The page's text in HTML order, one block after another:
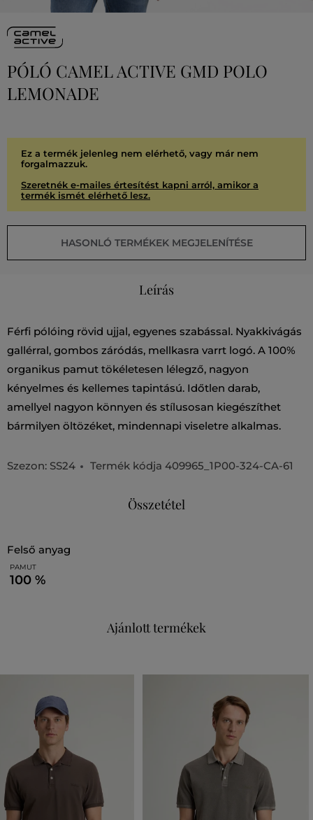
PÓLÓ CAMEL ACTIVE GMD POLO
LEMONADE
Ez a termék jelenleg nem elérhető, vagy már nem
forgalmazzuk.
Szeretnék e-mailes értesítést kapni arról, amikor a
termék ismét elérhető lesz.
HASONLÓ TERMÉKEK MEGJELENÍTÉSE
Leírás
Férfi pólóing rövid ujjal, egyenes szabással. Nyakkivágás
gallérral, gombos záródás, mellkasra varrt logó. A 100%
organikus pamut tökéletesen lélegző, nagyon
kényelmes és kellemes tapintású. Időtlen darab,
amellyel nagyon könnyen és stílusosan kiegészíthet
bármilyen öltözéket, mindennapi viseletre alkalmas.
Szezon: SS24 Termék kódja 409965_1P00-324-CA-61
Összetétel
felső anyag
PAMUT
100 %
Ajánlott termékek